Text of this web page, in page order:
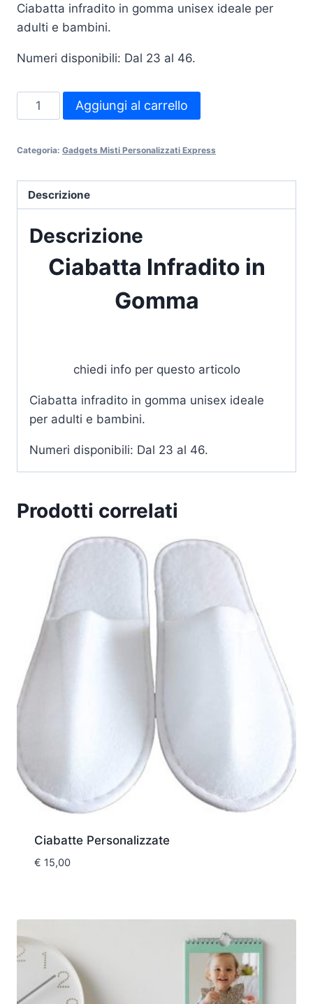
Ciabatta infradito in gomma unisex ideale per
adulti e bambini.
Numeri disponibili: Dal 23 al 46.
Ciabatta
Infradito
Gomma
Aggiungi al carrello
Categoria: Gadgets Misti Personalizzati Express
Descrizione
Descrizione
Ciabatta Infradito in
Gomma
chiedi info per questo articolo
Ciabatta infradito in gomma unisex ideale
per adulti e bambini.
Numeri disponibili: Dal 23 al 46.
Prodotti correlati
Ciabatte Personalizzate
€ 15,00